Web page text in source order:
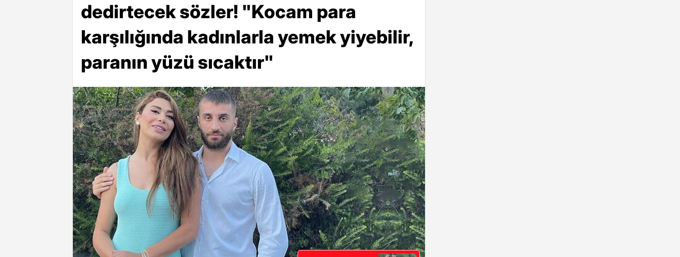
dedirtecek sözler! "Kocam para
karşılığında kadınlarla yemek yiyebilir,
paranın yüzü sıcaktır"